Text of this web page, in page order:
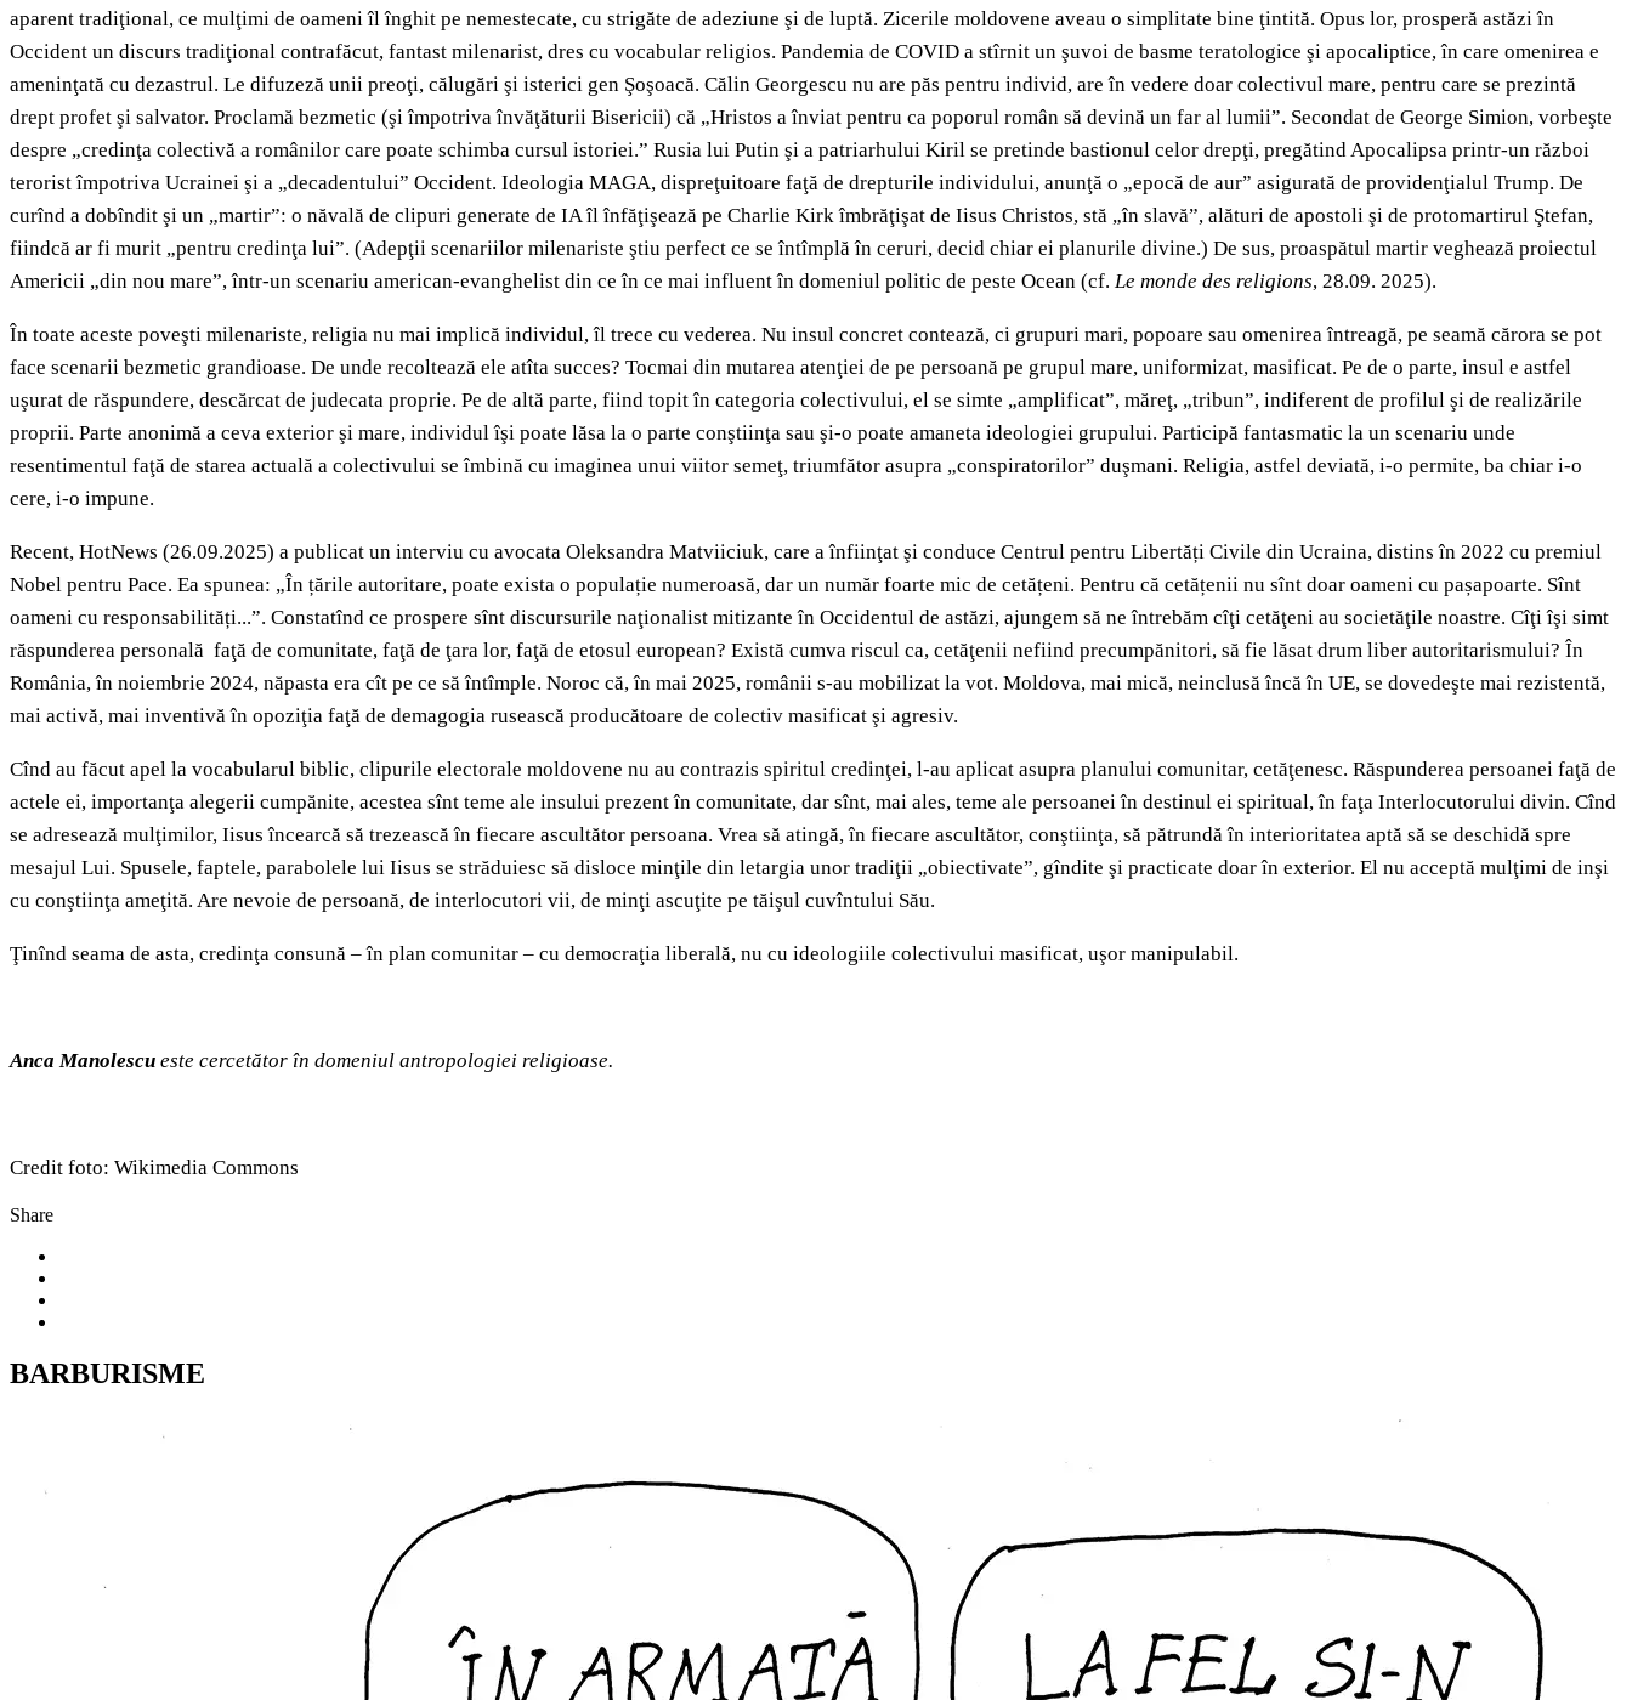
aparent tradiţional, ce mulţimi de oameni îl înghit pe nemestecate, cu strigăte de adeziune şi de luptă. Zicerile moldovene aveau o simplitate bine ţintită. Opus lor, prosperă astăzi în
Occident un discurs tradiţional contrafăcut, fantast milenarist, dres cu vocabular religios. Pandemia de COVID a stîrnit un şuvoi de basme teratologice şi apocaliptice, în care omenirea e
ameninţată cu dezastrul. Le difuzeză unii preoţi, călugări şi isterici gen Şoşoacă. Călin Georgescu nu are păs pentru individ, are în vedere doar colectivul mare, pentru care se prezintă
drept profet şi salvator. Proclamă bezmetic (şi împotriva învăţăturii Bisericii) că „Hristos a înviat pentru ca poporul român să devină un far al lumii”. Secondat de George Simion, vorbeşte
despre „credinţa colectivă a românilor care poate schimba cursul istoriei.” Rusia lui Putin şi a patriarhului Kiril se pretinde bastionul celor drepţi, pregătind Apocalipsa printr-un război
terorist împotriva Ucrainei şi a „decadentului” Occident. Ideologia MAGA, dispreţuitoare faţă de drepturile individului, anunţă o „epocă de aur” asigurată de providenţialul Trump. De
curînd a dobîndit şi un „martir”: o năvală de clipuri generate de IA îl înfăţişează pe Charlie Kirk îmbrăţişat de Iisus Christos, stă „în slavă”, alături de apostoli şi de protomartirul Ştefan,
fiindcă ar fi murit „pentru credinţa lui”. (Adepţii scenariilor milenariste ştiu perfect ce se întîmplă în ceruri, decid chiar ei planurile divine.) De sus, proaspătul martir veghează proiectul
Americii „din nou mare”, într-un scenariu american-evanghelist din ce în ce mai influent în domeniul politic de peste Ocean (cf. Le monde des religions, 28.09. 2025).
În toate aceste poveşti milenariste, religia nu mai implică individul, îl trece cu vederea. Nu insul concret contează, ci grupuri mari, popoare sau omenirea întreagă, pe seamă cărora se pot
face scenarii bezmetic grandioase. De unde recoltează ele atîta succes? Tocmai din mutarea atenţiei de pe persoană pe grupul mare, uniformizat, masificat. Pe de o parte, insul e astfel
uşurat de răspundere, descărcat de judecata proprie. Pe de altă parte, fiind topit în categoria colectivului, el se simte „amplificat”, măreţ, „tribun”, indiferent de profilul şi de realizările
proprii. Parte anonimă a ceva exterior şi mare, individul îşi poate lăsa la o parte conştiinţa sau şi-o poate amaneta ideologiei grupului. Participă fantasmatic la un scenariu unde
resentimentul faţă de starea actuală a colectivului se îmbină cu imaginea unui viitor semeţ, triumfător asupra „conspiratorilor” duşmani. Religia, astfel deviată, i-o permite, ba chiar i-o
cere, i-o impune.
Recent, HotNews (26.09.2025) a publicat un interviu cu avocata Oleksandra Matviiciuk, care a înfiinţat şi conduce Centrul pentru Libertăți Civile din Ucraina, distins în 2022 cu premiul
Nobel pentru Pace. Ea spunea: „În țările autoritare, poate exista o populație numeroasă, dar un număr foarte mic de cetățeni. Pentru că cetățenii nu sînt doar oameni cu pașapoarte. Sînt
oameni cu responsabilități...”. Constatînd ce prospere sînt discursurile naţionalist mitizante în Occidentul de astăzi, ajungem să ne întrebăm cîţi cetăţeni au societăţile noastre. Cîţi îşi simt
răspunderea personală faţă de comunitate, faţă de ţara lor, faţă de etosul european? Există cumva riscul ca, cetăţenii nefiind precumpănitori, să fie lăsat drum liber autoritarismului? În
România, în noiembrie 2024, năpasta era cît pe ce să întîmple. Noroc că, în mai 2025, românii s-au mobilizat la vot. Moldova, mai mică, neinclusă încă în UE, se dovedeşte mai rezistentă,
mai activă, mai inventivă în opoziţia faţă de demagogia rusească producătoare de colectiv masificat şi agresiv.
Cînd au făcut apel la vocabularul biblic, clipurile electorale moldovene nu au contrazis spiritul credinţei, l-au aplicat asupra planului comunitar, cetăţenesc. Răspunderea persoanei faţă de
actele ei, importanţa alegerii cumpănite, acestea sînt teme ale insului prezent în comunitate, dar sînt, mai ales, teme ale persoanei în destinul ei spiritual, în faţa Interlocutorului divin. Cînd
se adresează mulţimilor, Iisus încearcă să trezească în fiecare ascultător persoana. Vrea să atingă, în fiecare ascultător, conştiinţa, să pătrundă în interioritatea aptă să se deschidă spre
mesajul Lui. Spusele, faptele, parabolele lui Iisus se străduiesc să disloce minţile din letargia unor tradiţii „obiectivate”, gîndite şi practicate doar în exterior. El nu acceptă mulţimi de inşi
cu conştiinţa ameţită. Are nevoie de persoană, de interlocutori vii, de minţi ascuţite pe tăişul cuvîntului Său.
Ţinînd seama de asta, credinţa consună – în plan comunitar – cu democraţia liberală, nu cu ideologiile colectivului masificat, uşor manipulabil.
Anca Manolescu este cercetător în domeniul antropologiei religioase.
Credit foto: Wikimedia Commons
Share
BARBURISME